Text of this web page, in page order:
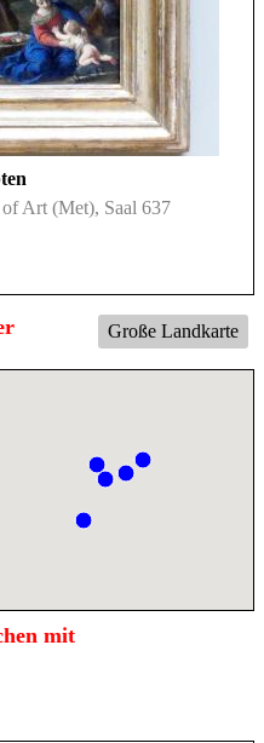
Art (Met), Saal 637
Große Landkarte
mit